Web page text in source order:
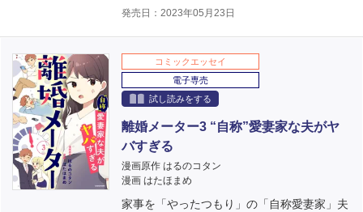
発売日：2023年05月23日
コミックエッセイ
電子専売
試し読みをする
離婚メーター3 “自称”愛妻家な夫がヤ
バすぎる
漫画原作 はるのコタン
漫画 はたほまめ
家事を「やったつもり」の「自称愛妻家」夫